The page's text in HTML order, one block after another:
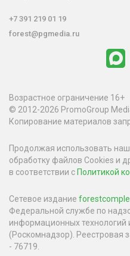
+7 391 219 01 19
forest@pgmedia.ru
Возрастное ограничение 16+
© 2012-2026 PromoGroup
Копирование материалов
Продолжая использовать
обработку файлов Cookies и
в соответствии с Политикой
Сетевое издание
Федеральной службе по
информационных
(Роскомнадзор). Реестровая
- 76719.